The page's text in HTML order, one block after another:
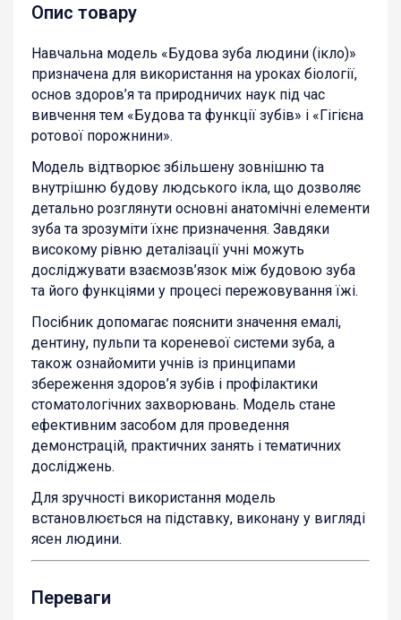
Опис товару
Навчальна модель «Будова зуба людини (ікло)»
призначена для використання на уроках біології,
основ здоров’я та природничих наук під час
вивчення тем «Будова та функції зубів» і «Гігієна
ротової порожнини».
Модель відтворює збільшену зовнішню та
внутрішню будову людського ікла, що дозволяє
детально розглянути основні анатомічні елементи
зуба та зрозуміти їхнє призначення. Завдяки
високому рівню деталізації учні можуть
досліджувати взаємозв’язок між будовою зуба
та його функціями у процесі пережовування їжі.
Посібник допомагає пояснити значення емалі,
дентину, пульпи та кореневої системи зуба, а
також ознайомити учнів із принципами
збереження здоров’я зубів і профілактики
стоматологічних захворювань. Модель стане
ефективним засобом для проведення
демонстрацій, практичних занять і тематичних
досліджень.
Для зручності використання модель
встановлюється на підставку, виконану у вигляді
ясен людини.
Переваги